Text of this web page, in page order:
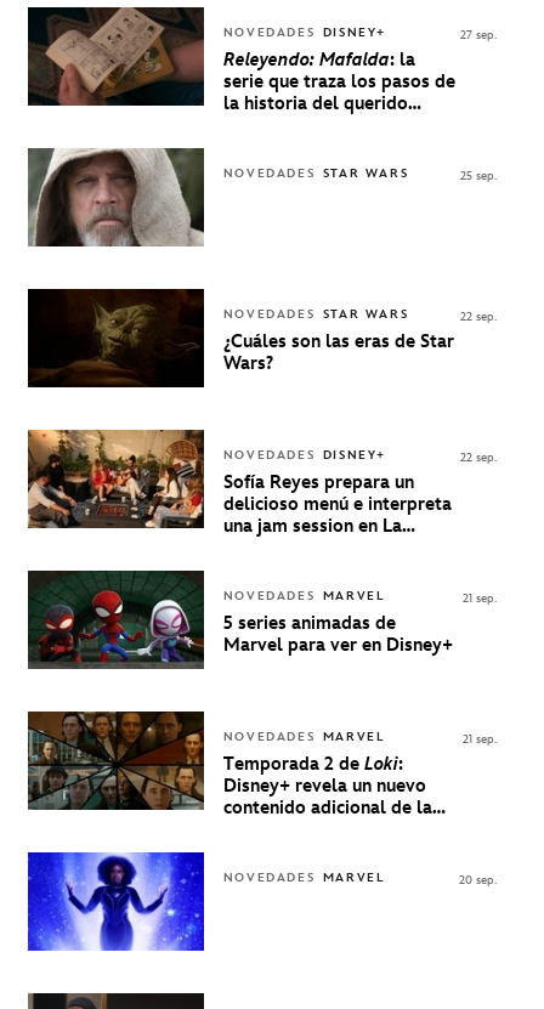
NOVEDADES DISNEY+
Releyendo: Mafalda: la
serie que traza los pasos de
la historia del querido
27 sep.
NOVEDADES STAR WARS 25 sep.
NOVEDADES STAR WARS
¿Cuáles son las eras de Star
Wars?
22 sep.
NOVEDADES DISNEY+
Sofía Reyes prepara un
delicioso menú e interpreta
una jam session en La
22 sep.
NOVEDADES MARVEL
5 series animadas de
Marvel para ver en Disney+
21 sep.
NOVEDADES MARVEL
Temporada 2 de Loki:
Disney+ revela un nuevo
contenido adicional de la
21 sep.
NOVEDADES MARVEL 20 sep.